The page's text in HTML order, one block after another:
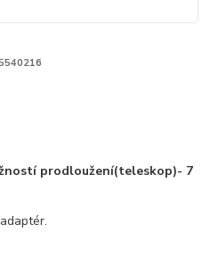
prodloužení(teleskop)- 7